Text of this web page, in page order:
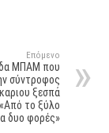
Επόμενο
ΜΠΑΜ που
σύντροφος
ξεσπά
το ξύλο
δυο φορές»